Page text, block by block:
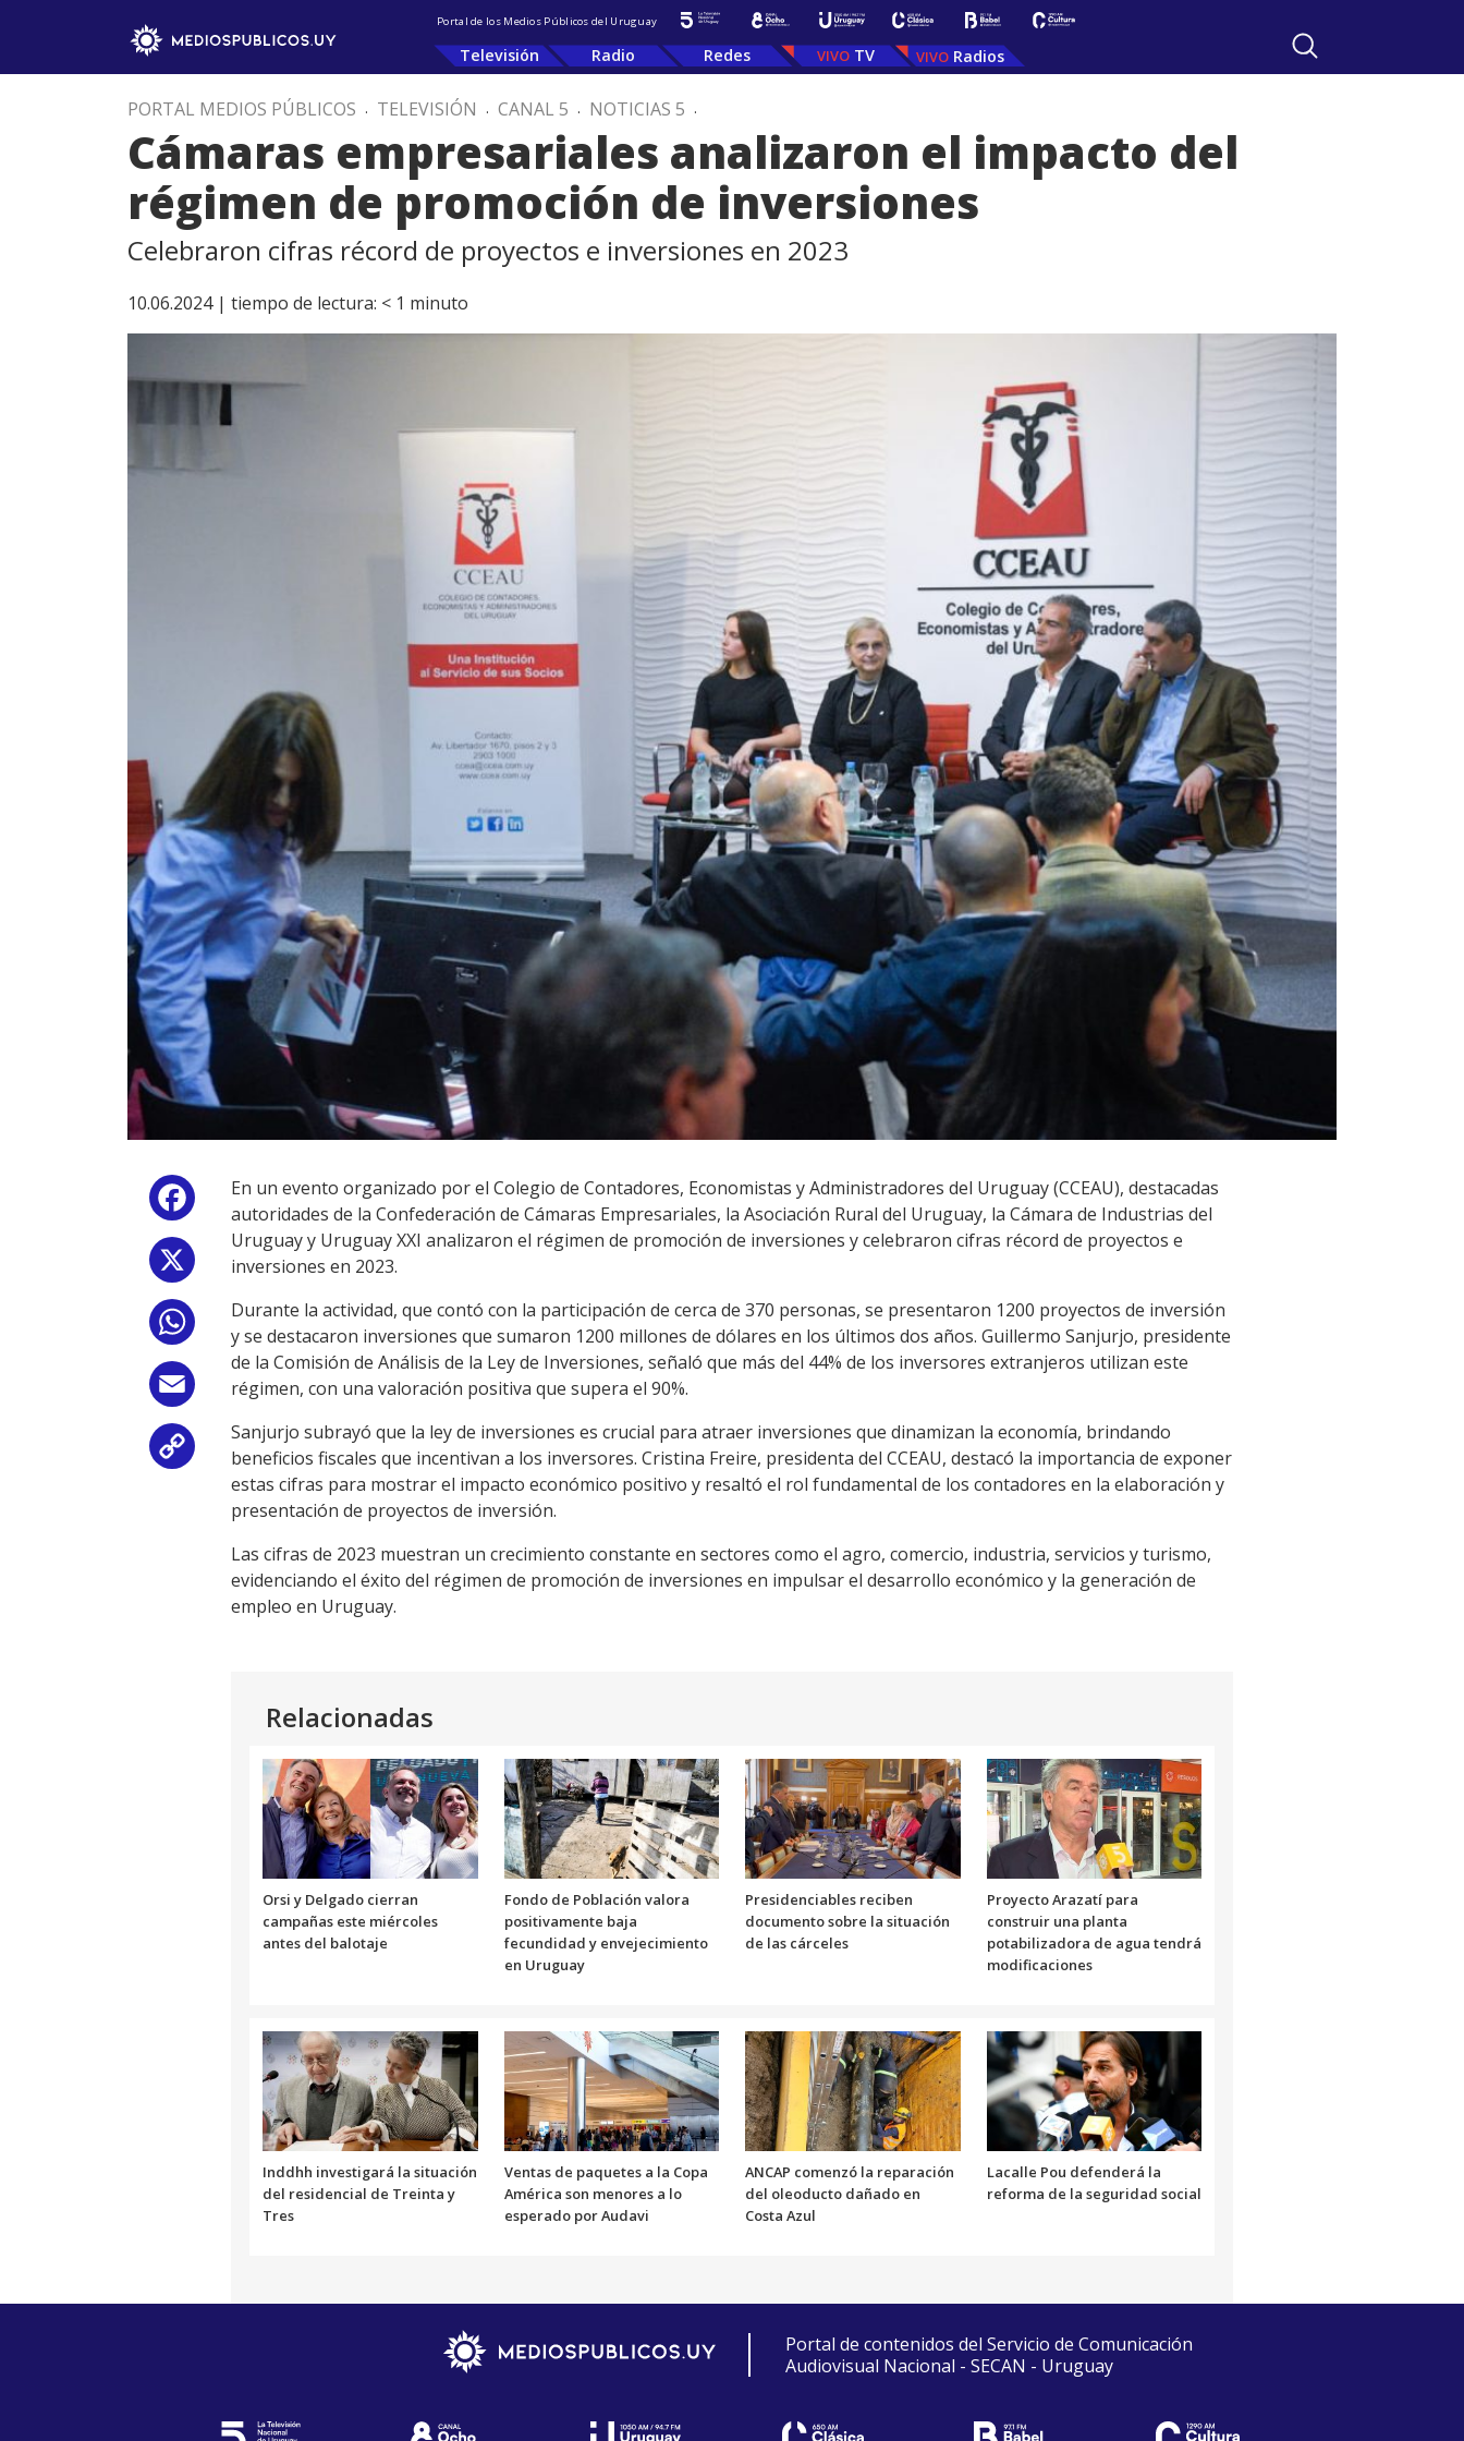
Portal de los Medios Públicos del Uruguay
Televisión Radio Redes TV Radios
PORTAL MEDIOS PÚBLICOS . TELEVISIÓN . CANAL 5 . NOTICIAS 5 .
Cámaras empresariales analizaron el impacto del
régimen de promoción de inversiones
Celebraron cifras récord de proyectos e inversiones en 2023
10.06.2024 | tiempo de lectura: < 1 minuto
Facebook
WhatsApp
Email
Copy
Link
En un evento organizado por el Colegio de Contadores, Economistas y Administradores del Uruguay (CCEAU), destacadas
autoridades de la Confederación de Cámaras Empresariales, la Asociación Rural del Uruguay, la Cámara de Industrias del
Uruguay y Uruguay XXI analizaron el régimen de promoción de inversiones y celebraron cifras récord de proyectos e
inversiones en 2023.
Durante la actividad, que contó con la participación de cerca de 370 personas, se presentaron 1200 proyectos de inversión
y se destacaron inversiones que sumaron 1200 millones de dólares en los últimos dos años. Guillermo Sanjurjo, presidente
de la Comisión de Análisis de la Ley de Inversiones, señaló que más del 44% de los inversores extranjeros utilizan este
régimen, con una valoración positiva que supera el 90%.
Sanjurjo subrayó que la ley de inversiones es crucial para atraer inversiones que dinamizan la economía, brindando
beneficios fiscales que incentivan a los inversores. Cristina Freire, presidenta del CCEAU, destacó la importancia de exponer
estas cifras para mostrar el impacto económico positivo y resaltó el rol fundamental de los contadores en la elaboración y
presentación de proyectos de inversión.
Las cifras de 2023 muestran un crecimiento constante en sectores como el agro, comercio, industria, servicios y turismo,
evidenciando el éxito del régimen de promoción de inversiones en impulsar el desarrollo económico y la generación de
empleo en Uruguay.
Relacionadas
Orsi y Delgado cierran
campañas este miércoles
antes del balotaje
Fondo de Población valora
positivamente baja
fecundidad y envejecimiento
en Uruguay
Presidenciables reciben
documento sobre la situación
de las cárceles
Proyecto Arazatí para
construir una planta
potabilizadora de agua tendrá
modificaciones
Inddhh investigará la situación
del residencial de Treinta y
Tres
Ventas de paquetes a la Copa
América son menores a lo
esperado por Audavi
ANCAP comenzó la reparación
del oleoducto dañado en
Costa Azul
Lacalle Pou defenderá la
reforma de la seguridad social
Portal de contenidos del Servicio de Comunicación
Audiovisual Nacional - SECAN - Uruguay